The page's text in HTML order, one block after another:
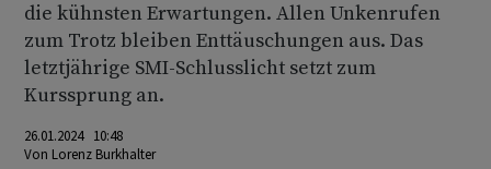
die kühnsten Erwartungen. Allen Unkenrufen
zum Trotz bleiben Enttäuschungen aus. Das
letztjährige SMI-Schlusslicht setzt zum
Kurssprung an.
26.01.2024 10:48
Von Lorenz Burkhalter